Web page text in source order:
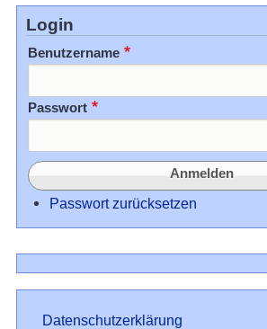
Login
Benutzername
Passwort
Passwort zurücksetzen
Datenschutz
Datenschutzerklärung